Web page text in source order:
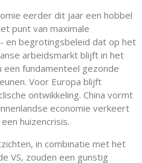
eerder dit jaar een hobbel
punt van maximale
en begrotingsbeleid dat op het
arbeidsmarkt blijft in het
fundamenteel gezonde
Voor Europa blijft
ontwikkeling. China vormt
economie verkeert
huizencrisis.
in combinatie met het
VS, zouden een gunstig